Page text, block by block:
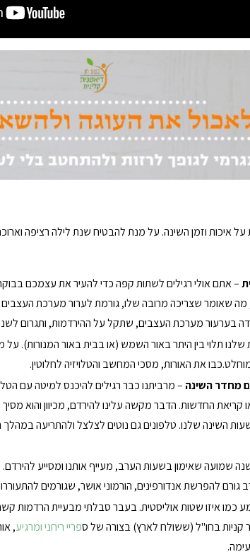
איכות וזמן השינה. על מנת להבטיח שנת לילה רציפה
– אתם אולי רגילים לשתות קפה כדי להעיר את עצמכם
מה שאומר שצריכה מרובה שלו, גורמת לערור מערכת
בערעור מערכת העצבים, שתקל על ההירדמות, ותגרום לשנת
שלנו תלוי בין היתר באור השמש (או בבית באור המנורות).
את האורות, מסכי המחשב והטלויזיה לחלוטין.
מחדר השינה – מרביתנו כבר רגילים להיכנס למיטה עם
החדשות. הדבר מקשה עלינו להירדם, מכיוון והוא
השינה שלנו. טלפונים גם נוטים לצלצל ולהתריעה
שמועה שאימון בשעות הערב, מעייף אותנו ומסייע להירדם.
להפרשת אנדורפינים, הורמוני אושר, שגורמים
כמו איזו שטות אוליסטית. בעבר סבלתי מבעיית הרדמות
קניות בחו"ל (ששולח לארץ) בצורה של ספריי ריחני ומרגיע,